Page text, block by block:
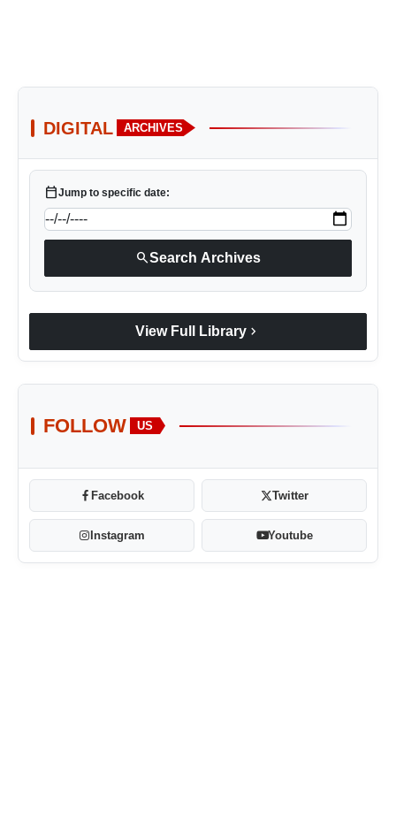
DIGITAL ARCHIVES
calendar_todayJump to specific date:
searchSearch Archives
View Full Library chevron_right
FOLLOW US
Facebook Twitter
Instagram Youtube